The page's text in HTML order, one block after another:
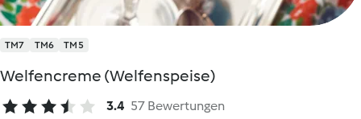
TM7 TM6 TM5
Welfencreme (Welfenspeise)
3.4 57 Bewertungen